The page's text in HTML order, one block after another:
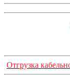
Отгрузка